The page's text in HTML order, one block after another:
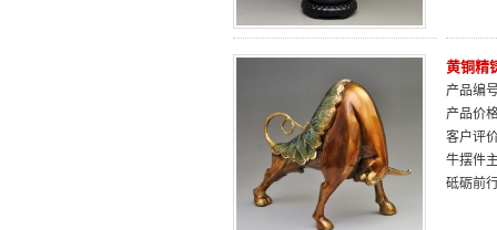
黄铜精
产品编
产品价
客户评
牛摆件
砥砺前